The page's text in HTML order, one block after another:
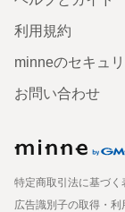
利用規約
minneのセキュ
お問い合わせ
特定商取引法に基づく
広告識別子の取得・利